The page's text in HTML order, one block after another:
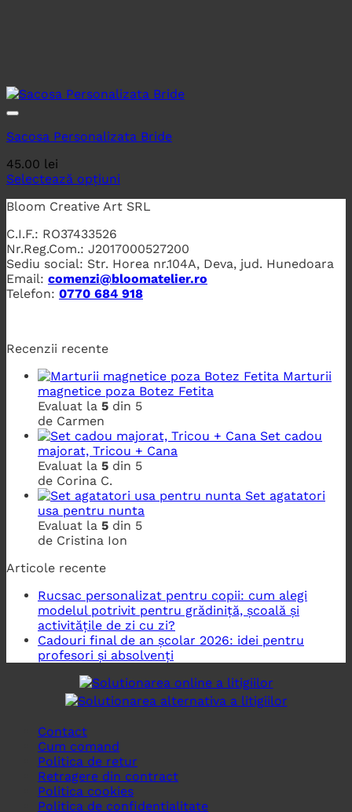
Sacosa Personalizata Bride
45.00 lei
Selectează opțiuni
Bloom Creative Art SRL
C.I.F.: RO37433526
Nr.Reg.Com.: J2017000527200
Sediu social: Str. Horea nr.104A, Deva, jud. Hunedoara
Email: comenzi@bloomatelier.ro
Telefon: 0770 684 918
Recenzii recente
Marturii
magnetice poza Botez Fetita
Evaluat la 5 din 5
de Carmen
Set cadou
majorat, Tricou + Cana
Evaluat la 5 din 5
de Corina C.
Set agatatori
usa pentru nunta
Evaluat la 5 din 5
de Cristina Ion
Articole recente
Rucsac personalizat pentru copii: cum alegi
modelul potrivit pentru grădiniță, școală și
activitățile de zi cu zi?
Cadouri final de an școlar 2026: idei pentru
profesori și absolvenți
Contact
Cum comand
Politica de retur
Retragere din contract
Politica cookies
Politica de confidentialitate